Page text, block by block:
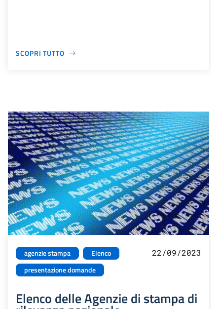
SCOPRI TUTTO
agenzie stampa
Elenco
presentazione domande
22/09/2023
Elenco delle Agenzie di stampa di